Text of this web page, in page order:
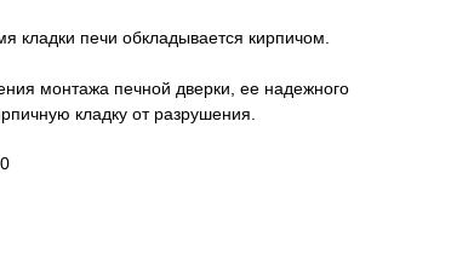
кладки печи обкладывается кирпичом.
монтажа печной дверки, ее надежного
кладку от разрушения.